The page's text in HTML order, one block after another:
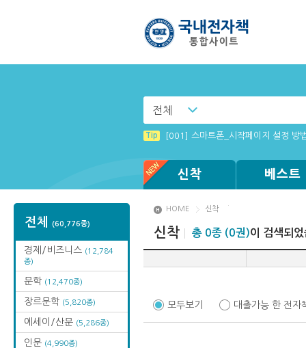
전체
Tip [001] 스마트폰_시작페이지 설정 방
신착 베스트
전체 (60,776종)
경제/비즈니스 (12,784
종)
문학 (12,470종)
장르문학 (5,820종)
에세이/산문 (5,286종)
인문 (4,990종)
HOME 신착
신착 총 0종 (0권)이 검색되
모두보기 대출가능 한 전자